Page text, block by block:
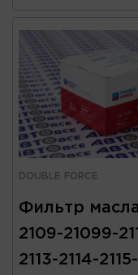
DOUBLE FORCE
Фильтр
2109-21099-
2113-2114-2115-